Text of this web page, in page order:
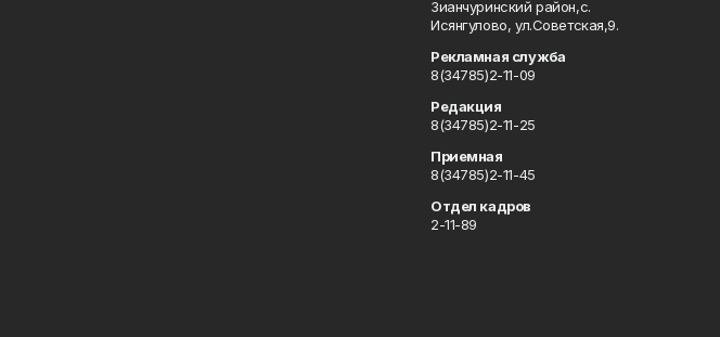
Зианчуринский район,с.
Исянгулово, ул.Советская,9.
Рекламная служба
8(34785)2-11-09
Редакция
8(34785)2-11-25
Приемная
8(34785)2-11-45
Отдел кадров
2-11-89